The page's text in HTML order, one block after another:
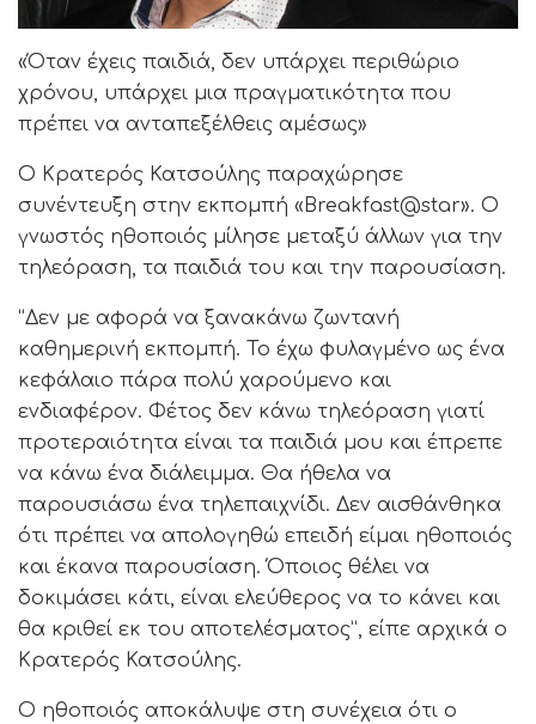
«Όταν έχεις παιδιά, δεν υπάρχει περιθώριο
χρόνου, υπάρχει μια πραγματικότητα που
πρέπει να ανταπεξέλθεις αμέσως»
Ο Κρατερός Κατσούλης παραχώρησε
συνέντευξη στην εκπομπή «Breakfast@star». Ο
γνωστός ηθοποιός μίλησε μεταξύ άλλων για την
τηλεόραση, τα παιδιά του και την παρουσίαση.
“Δεν με αφορά να ξανακάνω ζωντανή
καθημερινή εκπομπή. Το έχω φυλαγμένο ως ένα
κεφάλαιο πάρα πολύ χαρούμενο και
ενδιαφέρον. Φέτος δεν κάνω τηλεόραση γιατί
προτεραιότητα είναι τα παιδιά μου και έπρεπε
να κάνω ένα διάλειμμα. Θα ήθελα να
παρουσιάσω ένα τηλεπαιχνίδι. Δεν αισθάνθηκα
ότι πρέπει να απολογηθώ επειδή είμαι ηθοποιός
και έκανα παρουσίαση. Όποιος θέλει να
δοκιμάσει κάτι, είναι ελεύθερος να το κάνει και
θα κριθεί εκ του αποτελέσματος”, είπε αρχικά ο
Κρατερός Κατσούλης.
Ο ηθοποιός αποκάλυψε στη συνέχεια ότι ο